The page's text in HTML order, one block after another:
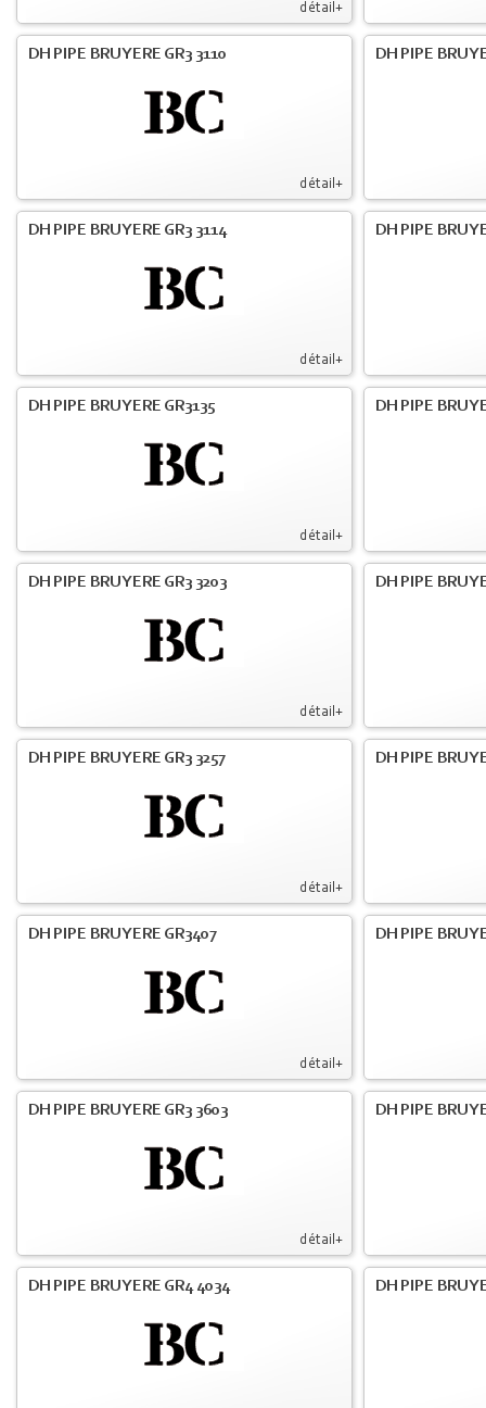
détail+
détail+
DH PIPE BRUYERE GR3 3110 DH PIPE
détail+
DH PIPE BRUYERE GR3 3114 DH PIPE
détail+
DH PIPE BRUYERE GR3135 DH PIPE
détail+
DH PIPE BRUYERE GR3 3203 DH PIPE
détail+
DH PIPE BRUYERE GR3 3257 DH PIPE
détail+
DH PIPE BRUYERE GR3407 DH PIPE
détail+
DH PIPE BRUYERE GR3 3603 DH PIPE
DH PIPE BRUYERE GR4 4034 DH PIPE